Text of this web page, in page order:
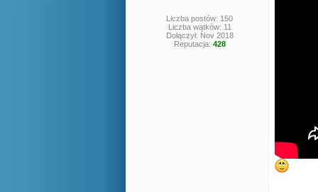
Liczba postów: 150
Liczba wątków: 11
Dołączył: Nov 2018
Reputacja: 428